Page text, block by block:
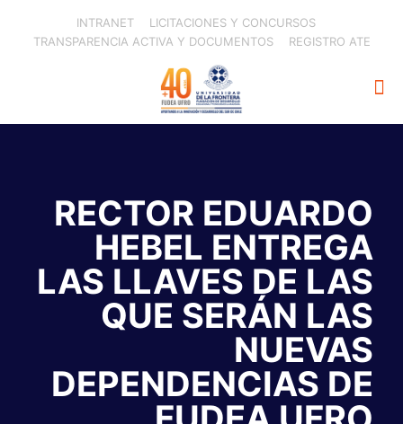
INTRANET
LICITACIONES Y CONCURSOS
TRANSPARENCIA ACTIVA Y DOCUMENTOS
REGISTRO ATE
RECTOR EDUARDO
HEBEL ENTREGA
LAS LLAVES DE LAS
QUE SERÁN LAS
NUEVAS
DEPENDENCIAS DE